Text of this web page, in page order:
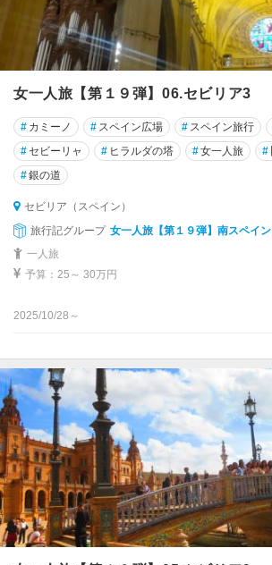
女一人旅【第１９弾】06.セビリア3
# カミーノ # スペイン広場 # スペイン旅行
#セビーリャ # ヒラルダの塔 #女一人旅 #
#銀の道
セビリア（スペイン）
旅行記グループ 女一人旅【第１９弾】南スペイン
一人旅
予算：25～ 30万円
2025/10/28～